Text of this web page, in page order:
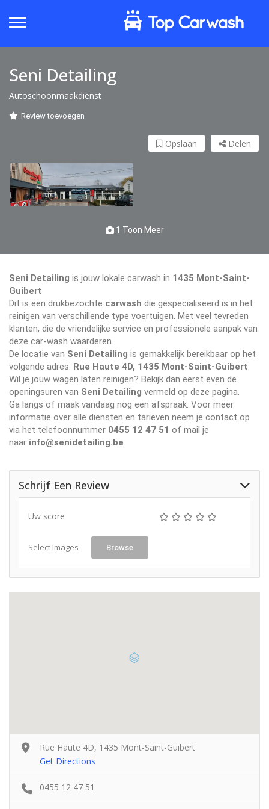
Seni Detailing
Autoschoonmaakdienst
Review toevoegen
Delen
Opslaan
1 Toon Meer
Seni Detailing is jouw lokale carwash in 1435 Mont-Saint-
Guibert
Dit is een drukbezochte carwash die gespecialiseerd is in het
reinigen van verschillende type voertuigen. Met veel tevreden
klanten, die de vriendelijke service en professionele aanpak van
deze car-wash waarderen.
De locatie van Seni Detailing is gemakkelijk bereikbaar op het
volgende adres: Rue Haute 4D, 1435 Mont-Saint-Guibert
Wil je jouw wagen laten reinigen? Bekijk dan eerst even de
openingsuren van Seni Detailing vermeld op deze pagina.
Ga langs of maak vandaag nog een afspraak. Voor meer
informatie over alle diensten en tarieven neem je contact op
via het telefoonnummer 0455 12 47 51 of mail je
naar info@senidetailing.be
Schrijf Een Review
Uw score
Select Images Browse
Rue Haute 4D, 1435 Mont-Saint-Guibert
Get Directions
0455 12 47 51